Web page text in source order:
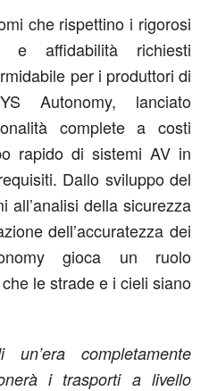
che rispettino i rigorosi
e affidabilità richiesti
per i produttori di
Autonomy, lanciato
complete a costi
rapido di sistemi AV in
Dallo sviluppo del
all’analisi della sicurezza
dell’accuratezza dei
gioca un ruolo
le strade e i cieli siano
completamente
i trasporti a livello